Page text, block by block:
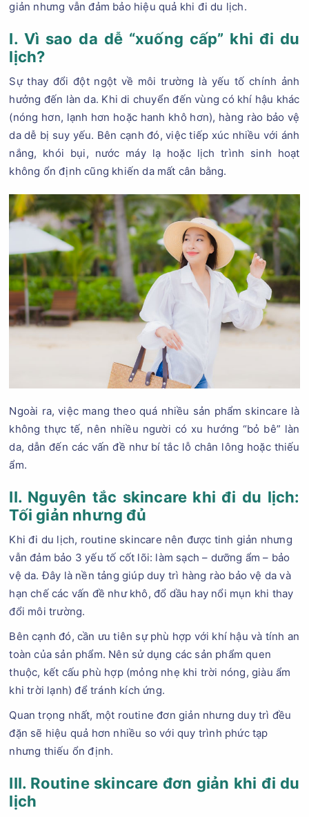
giản nhưng vẫn đảm bảo hiệu quả khi đi du lịch.
I. Vì sao da dễ “xuống cấp” khi đi du
lịch?
Sự thay đổi đột ngột về môi trường là yếu tố chính ảnh
hưởng đến làn da. Khi di chuyển đến vùng có khí hậu khác
(nóng hơn, lạnh hơn hoặc hanh khô hơn), hàng rào bảo vệ
da dễ bị suy yếu. Bên cạnh đó, việc tiếp xúc nhiều với ánh
nắng, khói bụi, nước máy lạ hoặc lịch trình sinh hoạt
không ổn định cũng khiến da mất cân bằng.
Ngoài ra, việc mang theo quá nhiều sản phẩm skincare là
không thực tế, nên nhiều người có xu hướng “bỏ bê” làn
da, dẫn đến các vấn đề như bí tắc lỗ chân lông hoặc thiếu
ẩm.
II. Nguyên tắc skincare khi đi du lịch:
Tối giản nhưng đủ
Khi đi du lịch, routine skincare nên được tinh giản nhưng
vẫn đảm bảo 3 yếu tố cốt lõi: làm sạch – dưỡng ẩm – bảo
vệ da. Đây là nền tảng giúp duy trì hàng rào bảo vệ da và
hạn chế các vấn đề như khô, đổ dầu hay nổi mụn khi thay
đổi môi trường.
Bên cạnh đó, cần ưu tiên sự phù hợp với khí hậu và tính an
toàn của sản phẩm. Nên sử dụng các sản phẩm quen
thuộc, kết cấu phù hợp (mỏng nhẹ khi trời nóng, giàu ẩm
khi trời lạnh) để tránh kích ứng.
Quan trọng nhất, một routine đơn giản nhưng duy trì đều
đặn sẽ hiệu quả hơn nhiều so với quy trình phức tạp
nhưng thiếu ổn định.
III. Routine skincare đơn giản khi đi du
lịch